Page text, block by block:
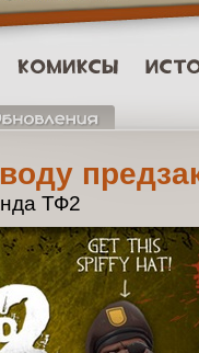
ТФ2